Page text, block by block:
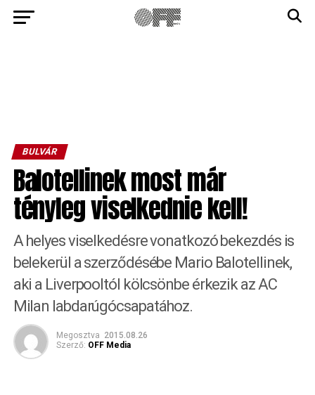
BULVÁR
Balotellinek most már
tényleg viselkednie kell!
A helyes viselkedésre vonatkozó bekezdés is
belekerül a szerződésébe Mario Balotellinek,
aki a Liverpooltól kölcsönbe érkezik az AC
Milan labdarúgócsapatához.
Megosztva 2015.08.26
Szerző: OFF Media